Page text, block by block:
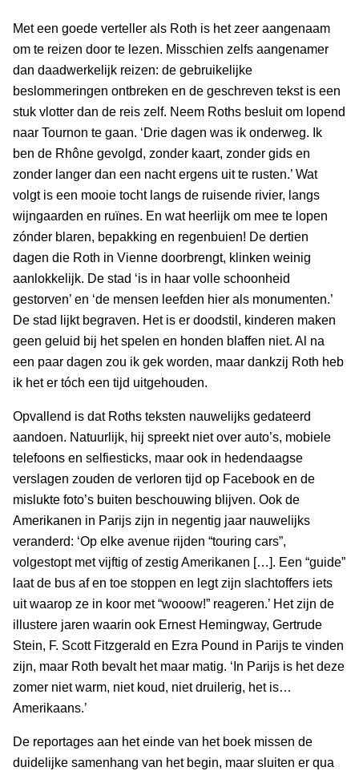
Met een goede verteller als Roth is het zeer aangenaam
om te reizen door te lezen. Misschien zelfs aangenamer
dan daadwerkelijk reizen: de gebruikelijke
beslommeringen ontbreken en de geschreven tekst is een
stuk vlotter dan de reis zelf. Neem Roths besluit om lopend
naar Tournon te gaan. ‘Drie dagen was ik onderweg. Ik
ben de Rhône gevolgd, zonder kaart, zonder gids en
zonder langer dan een nacht ergens uit te rusten.’ Wat
volgt is een mooie tocht langs de ruisende rivier, langs
wijngaarden en ruïnes. En wat heerlijk om mee te lopen
zónder blaren, bepakking en regenbuien! De dertien
dagen die Roth in Vienne doorbrengt, klinken weinig
aanlokkelijk. De stad ‘is in haar volle schoonheid
gestorven’ en ‘de mensen leefden hier als monumenten.’
De stad lijkt begraven. Het is er doodstil, kinderen maken
geen geluid bij het spelen en honden blaffen niet. Al na
een paar dagen zou ik gek worden, maar dankzij Roth heb
ik het er tóch een tijd uitgehouden.
Opvallend is dat Roths teksten nauwelijks gedateerd
aandoen. Natuurlijk, hij spreekt niet over auto’s, mobiele
telefoons en selfiesticks, maar ook in hedendaagse
verslagen zouden de verloren tijd op Facebook en de
mislukte foto’s buiten beschouwing blijven. Ook de
Amerikanen in Parijs zijn in negentig jaar nauwelijks
veranderd: ‘Op elke avenue rijden “touring cars”,
volgestopt met vijftig of zestig Amerikanen […]. Een “guide”
laat de bus af en toe stoppen en legt zijn slachtoffers iets
uit waarop ze in koor met “wooow!” reageren.’ Het zijn de
illustere jaren waarin ook Ernest Hemingway, Gertrude
Stein, F. Scott Fitzgerald en Ezra Pound in Parijs te vinden
zijn, maar Roth bevalt het maar matig. ‘In Parijs is het deze
zomer niet warm, niet koud, niet druilerig, het is…
Amerikaans.’
De reportages aan het einde van het boek missen de
duidelijke samenhang van het begin, maar sluiten er qua